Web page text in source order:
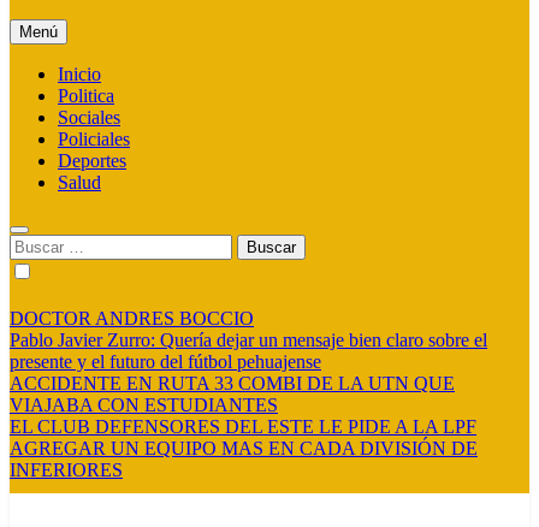
Menú
Inicio
Politica
Sociales
Policiales
Deportes
Salud
Buscar:
DOCTOR ANDRES BOCCIO
Pablo Javier Zurro: Quería dejar un mensaje bien claro sobre el
presente y el futuro del fútbol pehuajense
ACCIDENTE EN RUTA 33 COMBI DE LA UTN QUE
VIAJABA CON ESTUDIANTES
EL CLUB DEFENSORES DEL ESTE LE PIDE A LA LPF
AGREGAR UN EQUIPO MAS EN CADA DIVISIÓN DE
INFERIORES